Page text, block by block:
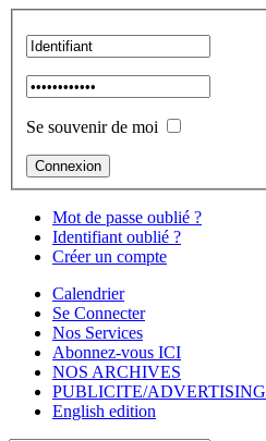
Se souvenir de moi
Mot de passe oublié ?
Identifiant oublié ?
Créer un compte
Calendrier
Se Connecter
Nos Services
Abonnez-vous ICI
NOS ARCHIVES
PUBLICITE/ADVERTISING
English edition